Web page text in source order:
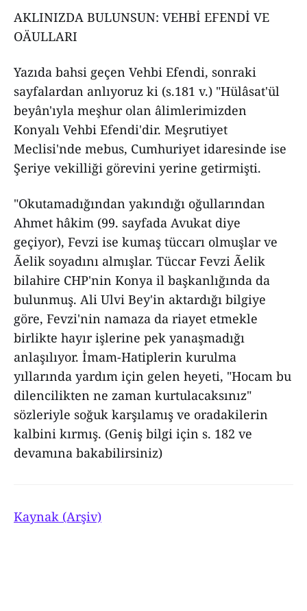
AKLINIZDA BULUNSUN: VEHBİ EFENDİ VE
OÄULLARI
Yazıda bahsi geçen Vehbi Efendi, sonraki
sayfalardan anlıyoruz ki (s.181 v.) "Hülâsat'ül
beyân'ıyla meşhur olan âlimlerimizden
Konyalı Vehbi Efendi'dir. Meşrutiyet
Meclisi'nde mebus, Cumhuriyet idaresinde ise
Şeriye vekilliği görevini yerine getirmişti.
"Okutamadığından yakındığı oğullarından
Ahmet hâkim (99. sayfada Avukat diye
geçiyor), Fevzi ise kumaş tüccarı olmuşlar ve
Ãelik soyadını almışlar. Tüccar Fevzi Ãelik
bilahire CHP'nin Konya il başkanlığında da
bulunmuş. Ali Ulvi Bey'in aktardığı bilgiye
göre, Fevzi'nin namaza da riayet etmekle
birlikte hayır işlerine pek yanaşmadığı
anlaşılıyor. İmam-Hatiplerin kurulma
yıllarında yardım için gelen heyeti, "Hocam bu
dilencilikten ne zaman kurtulacaksınız"
sözleriyle soğuk karşılamış ve oradakilerin
kalbini kırmış. (Geniş bilgi için s. 182 ve
devamına bakabilirsiniz)
Kaynak (Arşiv)